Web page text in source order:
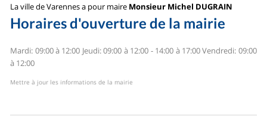
La ville de Varennes a pour maire Monsieur Michel DUGRAIN
Horaires d'ouverture de la mairie
Mardi: 09:00 à 12:00 Jeudi: 09:00 à 12:00 - 14:00 à 17:00Vendredi: 09:00
à 12:00
Mettre à jour les informations de la mairie